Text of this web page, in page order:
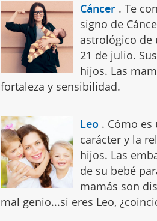
Cáncer .Te
signo de
astrológico de
21 de julio.
hijos. Las
fortaleza y sensibilidad.
Leo . Cómo es
carácter y la
hijos. Las
de su bebé
mamás son
mal genio...si eres Leo,